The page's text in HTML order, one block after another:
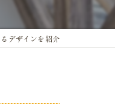
エレガント
デザインを紹介